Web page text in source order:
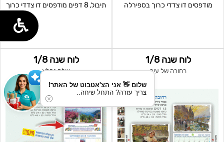
מודפסים דו צדדי כרוך בספירלה
תיבול, 8 דפים מודפסים דו צדדי כרוך
לוח שנה 1/8
רחובה של עיר
לוח שנה 1/8
עולם נפלא
שלום 👋 אני הצ'אטבוט של האתר!
צריך עזרה? התחל שיחה..